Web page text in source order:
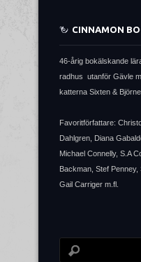
CINNAMON
46-årig bokälskande
radhus utanför Gävle
katterna Sixten & Björne.
Favoritförfattare:
Dahlgren, Diana
Michael Connelly, S.A
Backman, Stef Penney,
Gail Carriger m.fl.